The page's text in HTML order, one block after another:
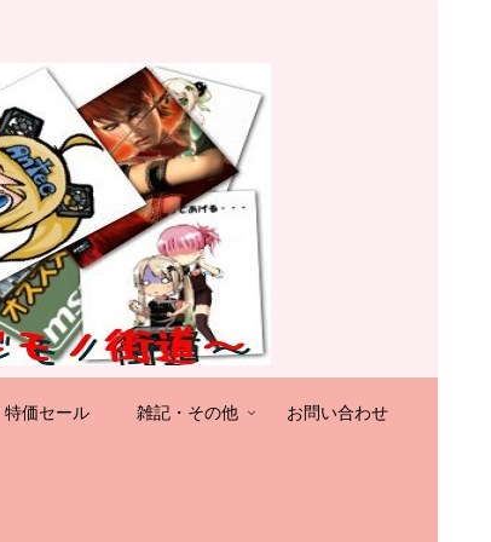
特価セール 雑記・その他 お問い合わせ